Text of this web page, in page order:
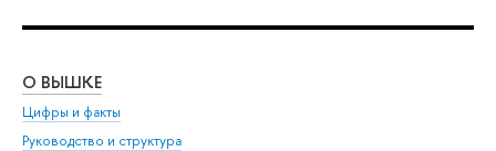
О ВЫШКЕ
Цифры и факты
Руководство и структура